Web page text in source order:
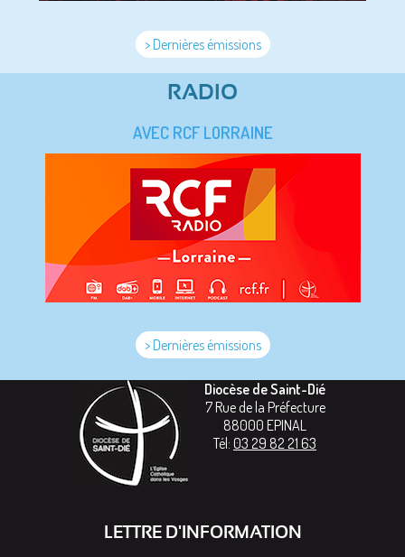
> Dernières émissions
RADIO
AVEC RCF LORRAINE
> Dernières émissions
Diocèse de Saint-Dié
7 Rue de la Préfecture
88000 EPINAL
Tél: 03 29 82 21 63
LETTRE D'INFORMATION